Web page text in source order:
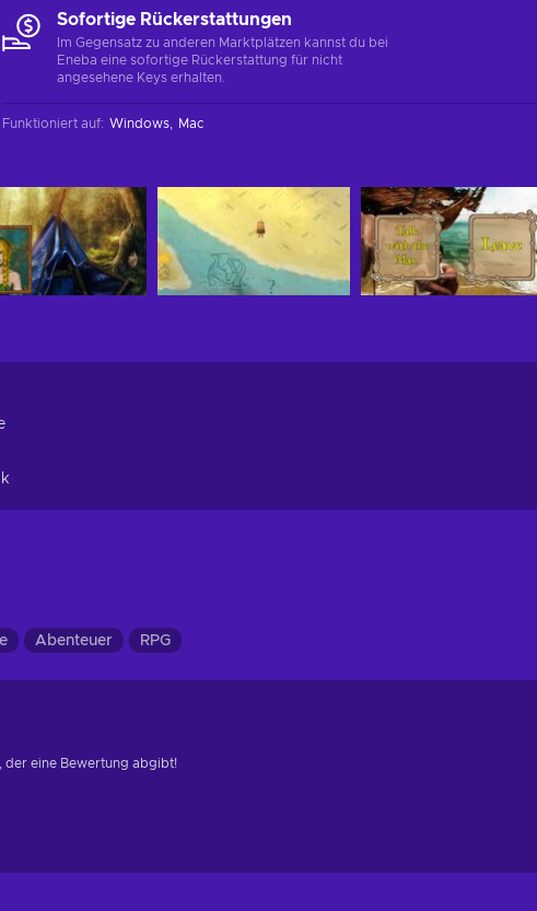
Sofortige Rückerstattungen
Im Gegensatz zu anderen Marktplätzen kannst du bei
Eneba eine sofortige Rückerstattung für nicht
angesehene Keys erhalten.
Funktioniert auf: Windows Mac
Abenteuer RPG
der eine Bewertung abgibt!